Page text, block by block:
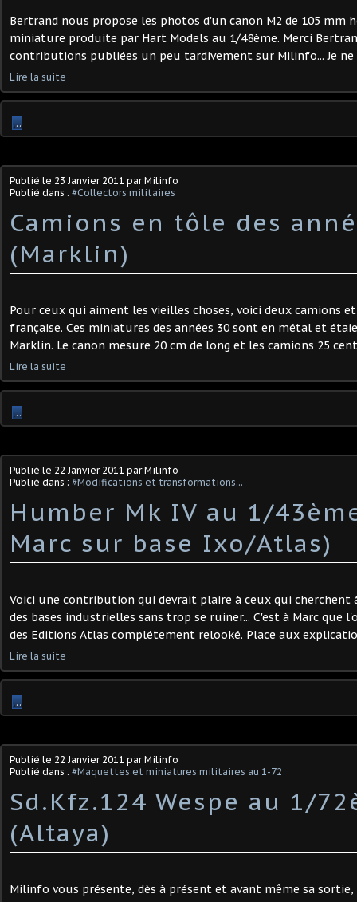
Bertrand nous propose les photos d'un canon M2 de 105 mm
miniature produite par Hart Models au 1/48ème. Merci
contributions publiées un peu tardivement sur Milinfo... Je ne
Lire la suite
…
Publié le 23 Janvier 2011 par Milinfo
Publié dans : #Collectors militaires
Camions en tôle des
(Marklin)
Pour ceux qui aiment les vieilles choses, voici deux camions
française. Ces miniatures des années 30 sont en métal et
Marklin. Le canon mesure 20 cm de long et les camions 25
Lire la suite
…
Publié le 22 Janvier 2011 par Milinfo
Publié dans : #Modifications et transformations...
Humber Mk IV au 1/
Marc sur base Ixo/Atlas)
Voici une contribution qui devrait plaire à ceux qui
des bases industrielles sans trop se ruiner... C'est à Marc que
des Editions Atlas complétement relooké. Place aux
Lire la suite
…
Publié le 22 Janvier 2011 par Milinfo
Publié dans : #Maquettes et miniatures militaires au 1-72
Sd.Kfz.124 Wespe au 1/
(Altaya)
Milinfo vous présente, dès à présent et avant même sa